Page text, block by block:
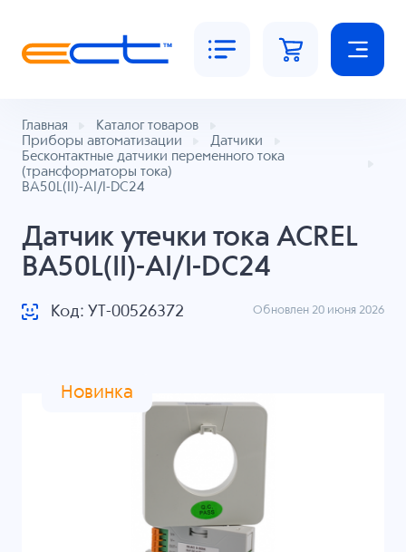
Главная
Каталог товаров
Приборы автоматизации
Датчики
Бесконтактные датчики переменного тока
(трансформаторы тока)
BA50L(II)-AI/I-DC24
Датчик утечки тока ACREL
BA50L(II)-AI/I-DC24
Код: УТ-00526372 Обновлен 20 июня 2026
Новинка